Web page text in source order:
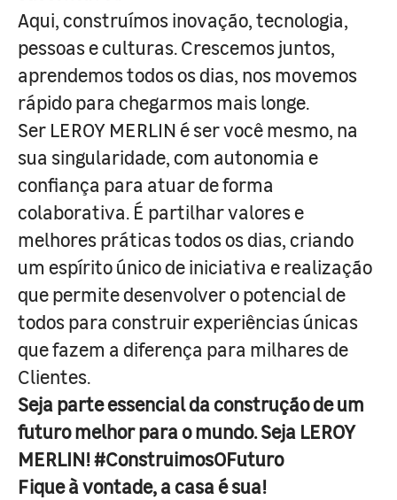
Aqui, construímos inovação, tecnologia,
pessoas e culturas. Crescemos juntos,
aprendemos todos os dias, nos movemos
rápido para chegarmos mais longe.
Ser LEROY MERLIN é ser você mesmo, na
sua singularidade, com autonomia e
confiança para atuar de forma
colaborativa. É partilhar valores e
melhores práticas todos os dias, criando
um espírito único de iniciativa e realização
que permite desenvolver o potencial de
todos para construir experiências únicas
que fazem a diferença para milhares de
Clientes.
Seja parte essencial da construção de um
futuro melhor para o mundo. Seja LEROY
MERLIN! #ConstruimosOFuturo
Fique à vontade, a casa é sua!